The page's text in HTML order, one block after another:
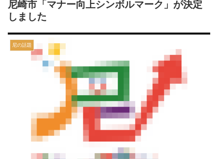
尼崎市「マナー向上シンボルマーク」が決定
しました
尼の話題